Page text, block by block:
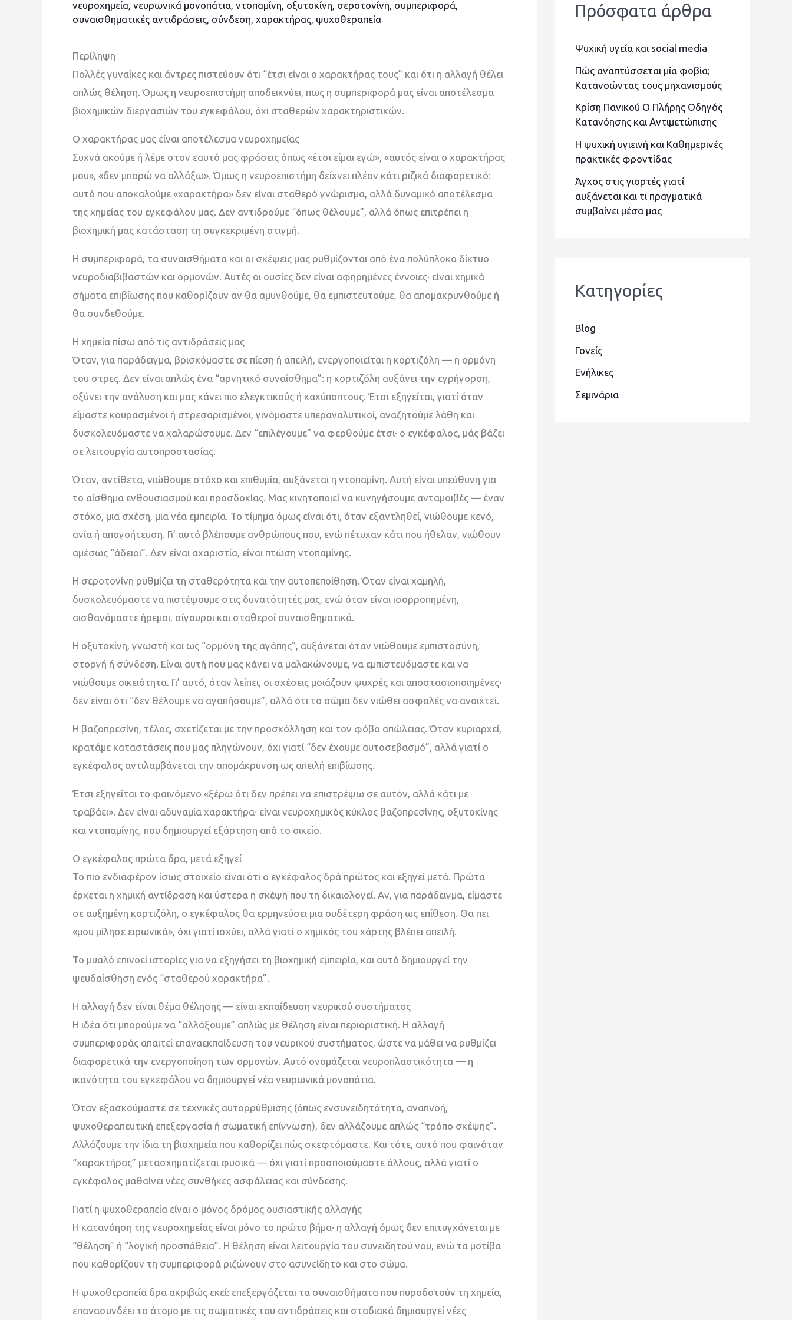
νευροχημεία, νευρωνικά μονοπάτια, ντοπαμίνη, οξυτοκίνη, σεροτονίνη, συμπεριφορά,
συναισθηματικές αντιδράσεις, σύνδεση, χαρακτήρας, ψυχοθεραπεία
Περίληψη
Πολλές γυναίκες και άντρες πιστεύουν ότι “έτσι είναι ο χαρακτήρας τους” και ότι η αλλαγή θέλει
απλώς θέληση. Όμως η νευροεπιστήμη αποδεικνύει, πως η συμπεριφορά μας είναι αποτέλεσμα
βιοχημικών διεργασιών του εγκεφάλου, όχι σταθερών χαρακτηριστικών.
Ο χαρακτήρας μας είναι αποτέλεσμα νευροχημείας
Συχνά ακούμε ή λέμε στον εαυτό μας φράσεις όπως «έτσι είμαι εγώ», «αυτός είναι ο χαρακτήρας
μου», «δεν μπορώ να αλλάξω». Όμως η νευροεπιστήμη δείχνει πλέον κάτι ριζικά διαφορετικό:
αυτό που αποκαλούμε «χαρακτήρα» δεν είναι σταθερό γνώρισμα, αλλά δυναμικό αποτέλεσμα
της χημείας του εγκεφάλου μας. Δεν αντιδρούμε “όπως θέλουμε”, αλλά όπως επιτρέπει η
βιοχημική μας κατάσταση τη συγκεκριμένη στιγμή.
Η συμπεριφορά, τα συναισθήματα και οι σκέψεις μας ρυθμίζονται από ένα πολύπλοκο δίκτυο
νευροδιαβιβαστών και ορμονών. Αυτές οι ουσίες δεν είναι αφηρημένες έννοιες· είναι χημικά
σήματα επιβίωσης που καθορίζουν αν θα αμυνθούμε, θα εμπιστευτούμε, θα απομακρυνθούμε ή
θα συνδεθούμε.
Η χημεία πίσω από τις αντιδράσεις μας
Όταν, για παράδειγμα, βρισκόμαστε σε πίεση ή απειλή, ενεργοποιείται η κορτιζόλη — η ορμόνη
του στρες. Δεν είναι απλώς ένα “αρνητικό συναίσθημα”: η κορτιζόλη αυξάνει την εγρήγορση,
οξύνει την ανάλυση και μας κάνει πιο ελεγκτικούς ή καχύποπτους. Έτσι εξηγείται, γιατί όταν
είμαστε κουρασμένοι ή στρεσαρισμένοι, γινόμαστε υπεραναλυτικοί, αναζητούμε λάθη και
δυσκολευόμαστε να χαλαρώσουμε. Δεν “επιλέγουμε” να φερθούμε έτσι· ο εγκέφαλος, μάς βάζει
σε λειτουργία αυτοπροστασίας.
Όταν, αντίθετα, νιώθουμε στόχο και επιθυμία, αυξάνεται η ντοπαμίνη. Αυτή είναι υπεύθυνη για
το αίσθημα ενθουσιασμού και προσδοκίας. Μας κινητοποιεί να κυνηγήσουμε ανταμοιβές — έναν
στόχο, μια σχέση, μια νέα εμπειρία. Το τίμημα όμως είναι ότι, όταν εξαντληθεί, νιώθουμε κενό,
ανία ή απογοήτευση. Γι’ αυτό βλέπουμε ανθρώπους που, ενώ πέτυχαν κάτι που ήθελαν, νιώθουν
αμέσως “άδειοι”. Δεν είναι αχαριστία, είναι πτώση ντοπαμίνης.
Η σεροτονίνη ρυθμίζει τη σταθερότητα και την αυτοπεποίθηση. Όταν είναι χαμηλή,
δυσκολευόμαστε να πιστέψουμε στις δυνατότητές μας, ενώ όταν είναι ισορροπημένη,
αισθανόμαστε ήρεμοι, σίγουροι και σταθεροί συναισθηματικά.
Η οξυτοκίνη, γνωστή και ως “ορμόνη της αγάπης”, αυξάνεται όταν νιώθουμε εμπιστοσύνη,
στοργή ή σύνδεση. Είναι αυτή που μας κάνει να μαλακώνουμε, να εμπιστευόμαστε και να
νιώθουμε οικειότητα. Γι’ αυτό, όταν λείπει, οι σχέσεις μοιάζουν ψυχρές και αποστασιοποιημένες·
δεν είναι ότι “δεν θέλουμε να αγαπήσουμε”, αλλά ότι το σώμα δεν νιώθει ασφαλές να ανοιχτεί.
Η βαζοπρεσίνη, τέλος, σχετίζεται με την προσκόλληση και τον φόβο απώλειας. Όταν κυριαρχεί,
κρατάμε καταστάσεις που μας πληγώνουν, όχι γιατί “δεν έχουμε αυτοσεβασμό”, αλλά γιατί ο
εγκέφαλος αντιλαμβάνεται την απομάκρυνση ως απειλή επιβίωσης.
Έτσι εξηγείται το φαινόμενο «ξέρω ότι δεν πρέπει να επιστρέψω σε αυτόν, αλλά κάτι με
τραβάει». Δεν είναι αδυναμία χαρακτήρα· είναι νευροχημικός κύκλος βαζοπρεσίνης, οξυτοκίνης
και ντοπαμίνης, που δημιουργεί εξάρτηση από το οικείο.
Ο εγκέφαλος πρώτα δρα, μετά εξηγεί
Το πιο ενδιαφέρον ίσως στοιχείο είναι ότι ο εγκέφαλος δρά πρώτος και εξηγεί μετά. Πρώτα
έρχεται η χημική αντίδραση και ύστερα η σκέψη που τη δικαιολογεί. Αν, για παράδειγμα, είμαστε
σε αυξημένη κορτιζόλη, ο εγκέφαλος θα ερμηνεύσει μια ουδέτερη φράση ως επίθεση. Θα πει
«μου μίλησε ειρωνικά», όχι γιατί ισχύει, αλλά γιατί ο χημικός του χάρτης βλέπει απειλή.
Το μυαλό επινοεί ιστορίες για να εξηγήσει τη βιοχημική εμπειρία, και αυτό δημιουργεί την
ψευδαίσθηση ενός “σταθερού χαρακτήρα”.
Η αλλαγή δεν είναι θέμα θέλησης — είναι εκπαίδευση νευρικού συστήματος
Η ιδέα ότι μπορούμε να “αλλάξουμε” απλώς με θέληση είναι περιοριστική. Η αλλαγή
συμπεριφοράς απαιτεί επαναεκπαίδευση του νευρικού συστήματος, ώστε να μάθει να ρυθμίζει
διαφορετικά την ενεργοποίηση των ορμονών. Αυτό ονομάζεται νευροπλαστικότητα — η
ικανότητα του εγκεφάλου να δημιουργεί νέα νευρωνικά μονοπάτια.
Όταν εξασκούμαστε σε τεχνικές αυτορρύθμισης (όπως ενσυνειδητότητα, αναπνοή,
ψυχοθεραπευτική επεξεργασία ή σωματική επίγνωση), δεν αλλάζουμε απλώς “τρόπο σκέψης”.
Αλλάζουμε την ίδια τη βιοχημεία που καθορίζει πώς σκεφτόμαστε. Και τότε, αυτό που φαινόταν
“χαρακτήρας” μετασχηματίζεται φυσικά — όχι γιατί προσποιούμαστε άλλους, αλλά γιατί ο
εγκέφαλος μαθαίνει νέες συνθήκες ασφάλειας και σύνδεσης.
Γιατί η ψυχοθεραπεία είναι ο μόνος δρόμος ουσιαστικής αλλαγής
Η κατανόηση της νευροχημείας είναι μόνο το πρώτο βήμα· η αλλαγή όμως δεν επιτυγχάνεται με
“θέληση” ή “λογική προσπάθεια”. Η θέληση είναι λειτουργία του συνειδητού νου, ενώ τα μοτίβα
που καθορίζουν τη συμπεριφορά ριζώνουν στο ασυνείδητο και στο σώμα.
Η ψυχοθεραπεία δρα ακριβώς εκεί: επεξεργάζεται τα συναισθήματα που πυροδοτούν τη χημεία,
επανασυνδέει το άτομο με τις σωματικές του αντιδράσεις και σταδιακά δημιουργεί νέες
ή
η
σ
η
γ
ι
α
Πρόσφατα άρθρα
Ψυχική υγεία και social media
Πώς αναπτύσσεται μία φοβία;
Κατανοώντας τους μηχανισμούς
Κρίση Πανικού Ο Πλήρης Οδηγός
Κατανόησης και Αντιμετώπισης
Η ψυχική υγιεινή και Καθημερινές
πρακτικές φροντίδας
Άγχος στις γιορτές γιατί
αυξάνεται και τι πραγματικά
συμβαίνει μέσα μας
Kατηγορίες
Blog
Γονείς
Ενήλικες
Σεμινάρια